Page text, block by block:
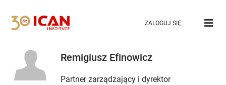
ZALOGUJ SIĘ
Remigiusz Efinowicz
Partner zarządzający i dyrektor